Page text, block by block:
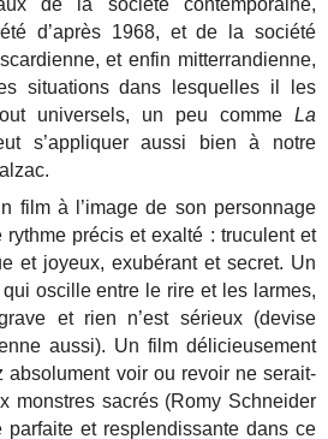
d’après 1968, et de la société
et enfin mitterrandienne,
situations dans lesquelles il les
universels, un peu comme La
s’appliquer aussi bien à notre
film à l’image de son personnage
précis et exalté : truculent et
et joyeux, exubérant et secret. Un
oscille entre le rire et les larmes,
et rien n’est sérieux (devise
aussi). Un film délicieusement
absolument voir ou revoir ne serait-
monstres sacrés (Romy Schneider
parfaite et resplendissante dans ce